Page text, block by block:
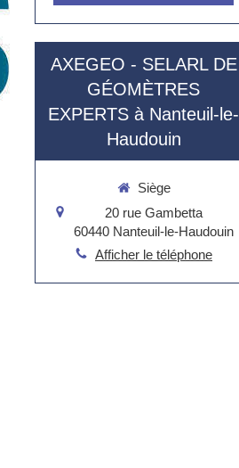
AXEGEO - SELARL DE
GÉOMÈTRES
EXPERTS à Nanteuil-le-
Haudouin
Siège
20 rue Gambetta
60440 Nanteuil-le-Haudouin
Afficher le téléphone